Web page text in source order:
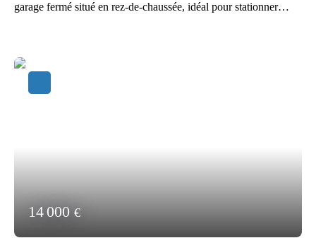
garage fermé situé en rez-de-chaussée, idéal pour stationner
offre un emplacement pratique et sécurisé, parfait pour une
voiture, une moto ou du rangement. Ce garage représente une
14 000 €